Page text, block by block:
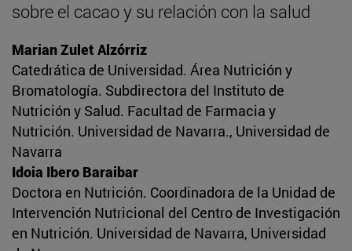
sobre el cacao y su relación con la salud
Marian Zulet Alzórriz
Catedrática de Universidad. Área Nutrición y
Bromatología. Subdirectora del Instituto de
Nutrición y Salud. Facultad de Farmacia y
Nutrición. Universidad de Navarra., Universidad de
Navarra
Idoia Ibero Baraibar
Doctora en Nutrición. Coordinadora de la Unidad de
Intervención Nutricional del Centro de Investigación
en Nutrición. Universidad de Navarra, Universidad